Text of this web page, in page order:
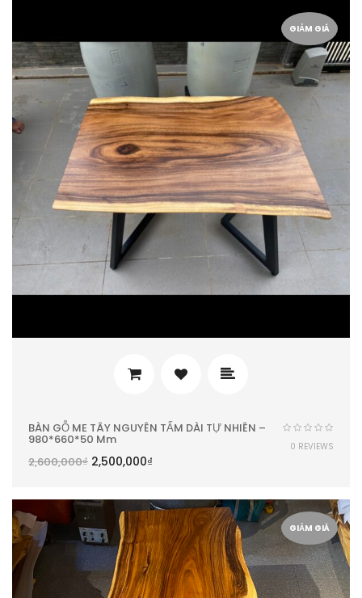
GIẢM GIÁ
BÀN GỖ ME TÂY NGUYÊN TẤM DÀI TỰ NHIÊN –
980*660*50 Mm
2,600,000₫ 2,500,000₫
0 REVIEWS
GIẢM GIÁ